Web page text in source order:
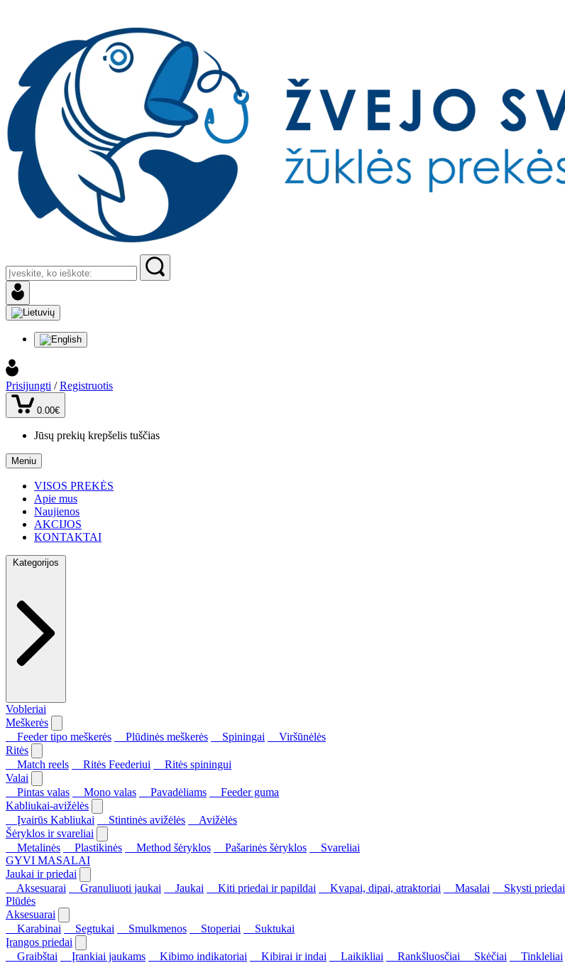
Prisijungti / Registruotis
0.00€
Jūsų prekių krepšelis tuščias
Meniu
VISOS PREKĖS
Apie mus
Naujienos
AKCIJOS
KONTAKTAI
Kategorijos
Vobleriai
Meškerės
Feeder tipo meškerės
Plūdinės meškerės Spiningai
Viršūnėlės
Ritės
Match reels
Ritės Feederiui
Ritės spiningui
Valai
Pintas valas
Mono valas Pavadėliams
Feeder guma
Kabliukai-avižėlės
Įvairūs Kabliukai
Stintinės avižėlės
Avižėlės
Šėryklos ir svareliai
Metalinės
Plastikinės Method šėryklos Pašarinės šėryklos
Svareliai
GYVI MASALAI
Jaukai ir priedai
Aksesuarai
Granuliuoti jaukai Jaukai Kiti priedai ir papildai Kvapai, dipai, atraktoriai Masalai
Skysti priedai
Plūdės
Aksesuarai
Karabinai
Segtukai Smulkmenos Stoperiai
Suktukai
Įrangos priedai
Graibštai
Įrankiai jaukams Kibimo indikatoriai Kibirai ir indai Laikikliai Rankšluosčiai Skėčiai
Tinkleliai